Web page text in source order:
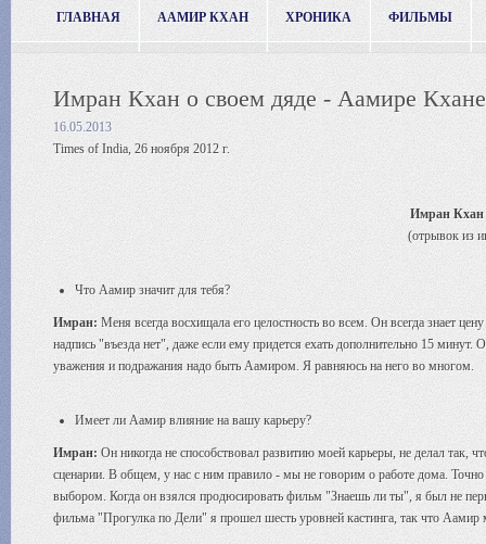
ГЛАВНАЯ ААМИР КХАН ХРОНИКА ФИЛЬМЫ
Имран Кхан о своем дяде - Аамире Кхане
16.05.2013
Times of India, 26 ноября 2012 г.
Имран Кхан
(отрывок из
Что Аамир значит для тебя?
Имран: Меня всегда восхищала его целостность во всем. Он всегда знает
надпись "въезда нет", даже если ему придется ехать дополнительно 15
уважения и подражания надо быть Аамиром. Я равняюсь на него во многом.
Имеет ли Аамир влияние на вашу карьеру?
Имран: Он никогда не способствовал развитию моей карьеры, не делал так,
сценарии. В общем, у нас с ним правило - мы не говорим о работе дома.
выбором. Когда он взялся продюсировать фильм "Знаешь ли ты", я был не
фильма "Прогулка по Дели" я прошел шесть уровней кастинга, так что